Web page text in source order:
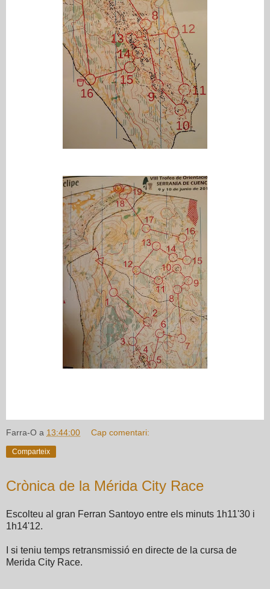
Farra-O a 13:44:00 Cap comentari:
Comparteix
Crònica de la Mérida City Race
Escolteu al gran Ferran Santoyo entre els minuts 1h11'30 i
1h14'12.
I si teniu temps retransmissió en directe de la cursa de
Merida City Race.